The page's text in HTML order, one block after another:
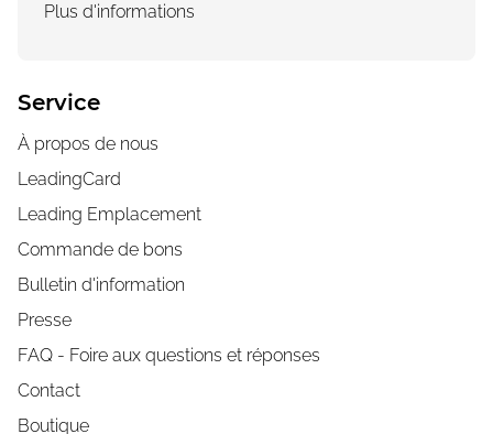
Service
À propos de nous
LeadingCard
Leading Emplacement
Commande de bons
Bulletin d'information
Presse
FAQ - Foire aux questions et réponses
Contact
Boutique
Plus d'informations